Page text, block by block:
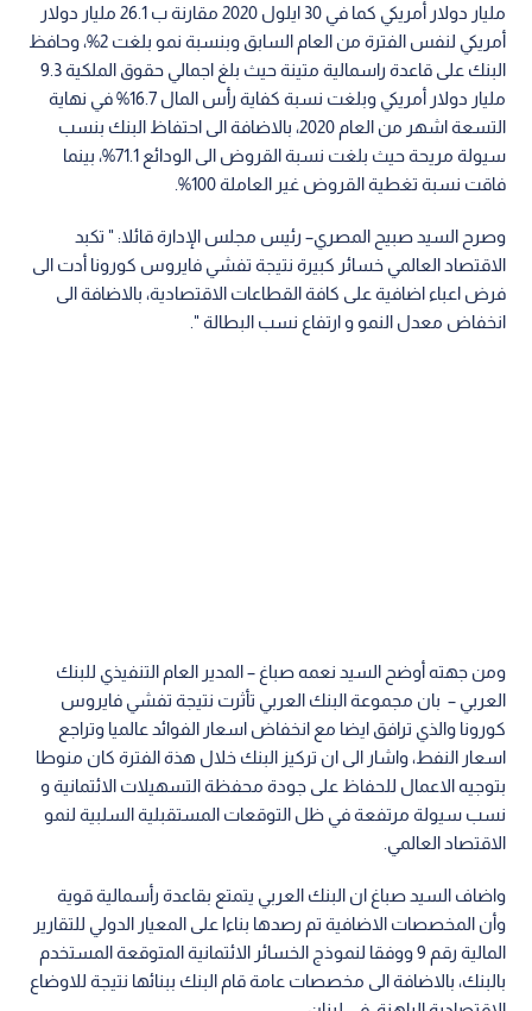
مليار دولار أمريكي كما في 30 ايلول 2020 مقارنة ب 26.1 مليار دولار
أمريكي لنفس الفترة من العام السابق وبنسبة نمو بلغت 2%، وحافظ
البنك على قاعدة راسمالية متينة حيث بلغ اجمالي حقوق الملكية 9.3
مليار دولار أمريكي وبلغت نسبة كفاية رأس المال 16.7% في نهاية
التسعة اشهر من العام 2020، بالاضافة الى احتفاظ البنك بنسب
سيولة مريحة حيث بلغت نسبة القروض الى الودائع 71.1%، بينما
فاقت نسبة تغطية القروض غير العاملة 100%.
وصرح السيد صبيح المصري– رئيس مجلس الإدارة قائلا: " تكبد
الاقتصاد العالمي خسائر كبيرة نتيجة تفشي فايروس كورونا أدت الى
فرض اعباء اضافية على كافة القطاعات الاقتصادية، بالاضافة الى
انخفاض معدل النمو و ارتفاع نسب البطالة ".
ومن جهته أوضح السيد نعمه صباغ – المدير العام التنفيذي للبنك
العربي – بان مجموعة البنك العربي تأثرت نتيجة تفشي فايروس
كورونا والذي ترافق ايضا مع انخفاض اسعار الفوائد عالميا وتراجع
اسعار النفط، واشار الى ان تركيز البنك خلال هذة الفترة كان منوطا
بتوجيه الاعمال للحفاظ على جودة محفظة التسهيلات الائتمانية و
نسب سيولة مرتفعة في ظل التوقعات المستقبلية السلبية لنمو
الاقتصاد العالمي.
واضاف السيد صباغ ان البنك العربي يتمتع بقاعدة رأسمالية قوية
وأن المخصصات الاضافية تم رصدها بناءا على المعيار الدولي للتقارير
المالية رقم 9 ووفقا لنموذج الخسائر الائتمانية المتوقعة المستخدم
بالبنك، بالاضافة الى مخصصات عامة قام البنك ببنائها نتيجة للاوضاع